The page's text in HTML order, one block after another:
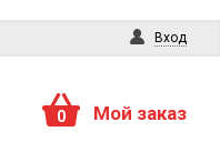
Вход
0 Мой заказ